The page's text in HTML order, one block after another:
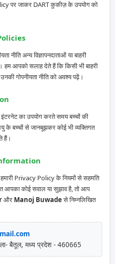
पर जाकर DART कुकीज़ के उपयोग को
नीति अन्य विज्ञापनदाताओं या बाहरी
हम आपको सलाह देते हैं कि किसी भी बाहरी
गोपनीयता नीति को अवश्य पढ़ें।
इंटरनेट का उपयोग करते समय बच्चों की
के बच्चों से जानबूझकर कोई भी व्यक्तिगत
हैं।
Privacy Policy के नियमों से सहमति
आपका कोई सवाल या सुझाव है, तो आप
और Manoj Buwadeसे निम्नलिखित
बैतूल, मध्य प्रदेश - 460665